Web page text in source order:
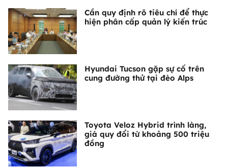
Cần quy định rõ tiêu chí để thực
hiện phân cấp quản lý kiến trúc
Hyundai Tucson gặp sự cố trên
cung đường thử tại đèo Alps
Toyota Veloz Hybrid trình làng,
giá quy đổi từ khoảng 500 triệu
đồng